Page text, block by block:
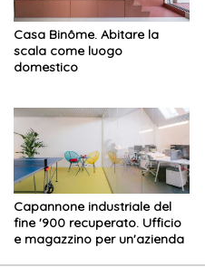
Casa Binôme. Abitare la
scala come luogo
domestico
Capannone industriale del
fine '900 recuperato. Ufficio
e magazzino per un'azienda